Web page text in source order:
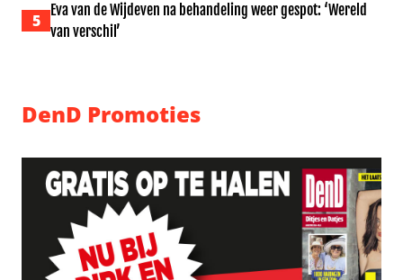
5
Eva van de Wijdeven na behandeling weer gespot: ‘Wereld
van verschil’
DenD Promoties